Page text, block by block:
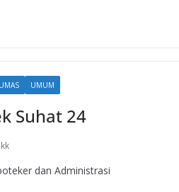
UMUM
Suhat 24
dan Administrasi